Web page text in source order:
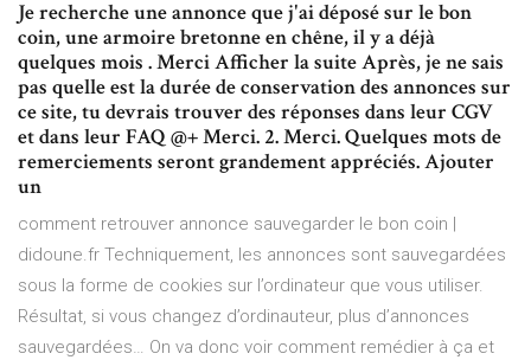
Je recherche une annonce que j'ai déposé sur le bon
coin, une armoire bretonne en chêne, il y a déjà
quelques mois . Merci Afficher la suite Après, je ne sais
pas quelle est la durée de conservation des annonces sur
ce site, tu devrais trouver des réponses dans leur CGV
et dans leur FAQ @+ Merci. 2. Merci. Quelques mots de
remerciements seront grandement appréciés. Ajouter
un
comment retrouver annonce sauvegarder le bon coin |
didoune.fr Techniquement, les annonces sont sauvegardées
sous la forme de cookies sur l’ordinateur que vous utiliser.
Résultat, si vous changez d’ordinauteur, plus d’annonces
sauvegardées… On va donc voir comment remédier à ça et